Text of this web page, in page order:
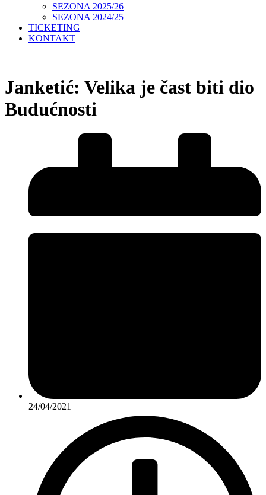
SEZONA 2025/26
SEZONA 2024/25
TICKETING
KONTAKT
Janketić: Velika je čast biti dio
Budućnosti
24/04/2021